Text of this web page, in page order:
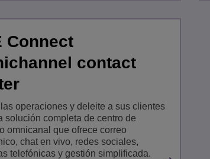
Connect
contact
operaciones y deleite a sus clientes
solución completa de centro de
omnicanal que ofrece correo
chat en vivo, redes sociales,
telefónicas y gestión simplificada.